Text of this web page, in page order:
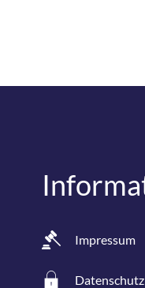
Impressum
Datenschutz